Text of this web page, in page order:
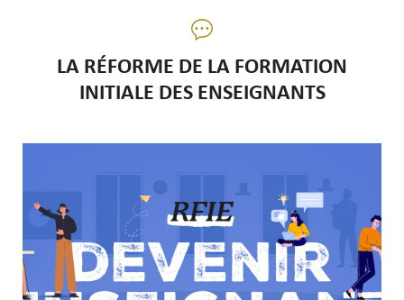
LA RÉFORME DE LA FORMATION
INITIALE DES ENSEIGNANTS